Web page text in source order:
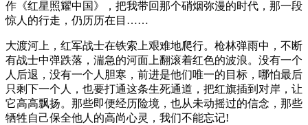
作《红星照耀中国》，把我带回那个硝烟弥漫的时代，那一段
惊人的行走，仍历历在目……
大渡河上，红军战士在铁索上艰难地爬行。枪林弹雨中，不断
有战士中弹跌落，湍急的河面上翻滚着红色的波浪。没有一个
人后退，没有一个人胆寒，前进是他们唯一的目标，哪怕最后
只剩下一个人，也要打通这条生死通道，把红旗插到对岸，让
它高高飘扬。那些即便经历险境，也从未动摇过的信念，那些
牺牲自己保全他人的高尚心灵，我们不能忘记!